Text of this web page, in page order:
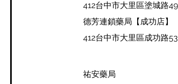
412台中市大里區塗城路
德芳連鎖藥局【成功店】
412台中市大里區成功路
祐安藥局